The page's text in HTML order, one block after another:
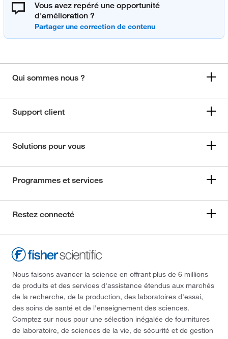
Vous avez repéré une opportunité
d'amélioration ?
Qui sommes nous ?
Support client
Solutions pour vous
Programmes et services
Restez connecté
Nous faisons avancer la science en offrant plus de 6 millions
de produits et des services d'assistance étendus aux marchés
de la recherche, de la production, des laboratoires d'essai,
des soins de santé et de l'enseignement des sciences.
Comptez sur nous pour une sélection inégalée de fournitures
de laboratoire, de sciences de la vie, de sécurité et de gestion